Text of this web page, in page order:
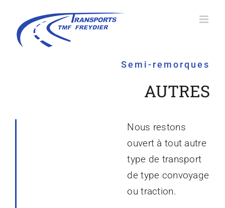
contenu
Semi-remorques
AUTRES
Nous restons
ouvert à tout autre
type de transport
de type convoyage
ou traction.